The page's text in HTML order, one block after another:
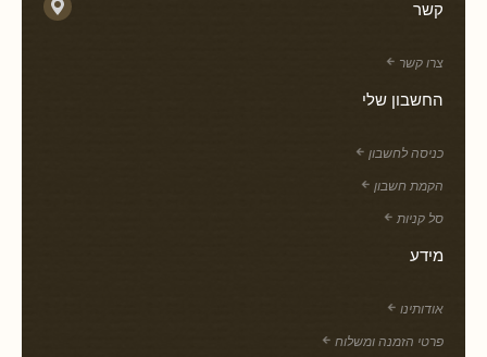
קשר
צרו קשר
החשבון שלי
כניסה לחשבון
הקמת חשבון
סל קניות
מידע
אודותינו
פרטי הזמנה ומשלוח